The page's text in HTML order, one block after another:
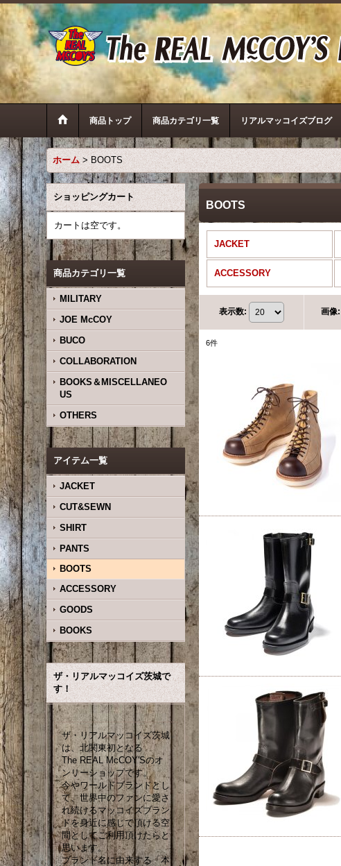
商品トップ 商品カテゴリ一覧 リアルマッコイズブログ
ホーム > BOOTS
ショッピングカート
カートは空です。
商品カテゴリ一覧
MILITARY
JOE McCOY
BUCO
COLLABORATION
BOOKS＆MISCELLANEO
US
OTHERS
アイテム一覧
JACKET
CUT&SEWN
SHIRT
PANTS
BOOTS
ACCESSORY
GOODS
BOOKS
ザ・リアルマッコイズ茨城で
す！
ザ・リアルマッコイズ茨城
は、北関東初となる
The REAL McCOY'Sのオ
ンリーショップです。
今やワールドブランドとし
て、世界中のファンに愛さ
れ続けるマッコイズブラン
ドを身近に感じて頂ける空
間としてご利用頂けたらと
思います。
ブランド名に由来する「本
BOOTS
JACKET
ACCESSORY
表示数: 画像:
6件